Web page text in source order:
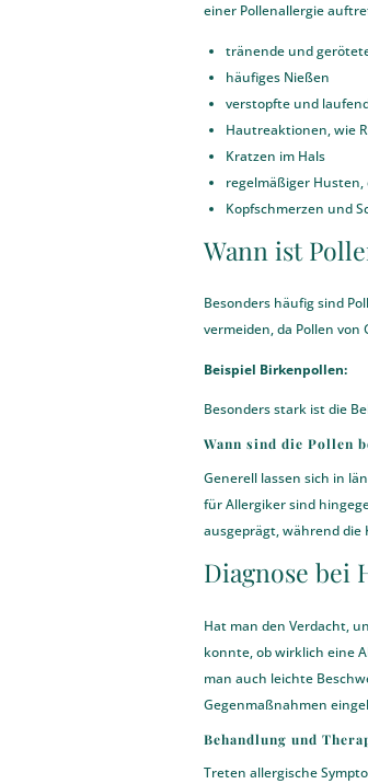
einer Pollenallergie
tränende und
häufiges Nießen
verstopfte und
Hautreaktionen, wie
Kratzen im Hals
regelmäßiger
Kopfschmerzen und
Wann ist
Besonders häufig sind
vermeiden, da Pollen
Beispiel Birkenpollen:
Besonders stark ist die
Wann sind die Pollen
Generell lassen sich in
für Allergiker sind
ausgeprägt, während die
Diagnose bei
Hat man den Verdacht,
konnte, ob wirklich eine
man auch leichte
Gegenmaßnahmen
Behandlung und
Treten allergische